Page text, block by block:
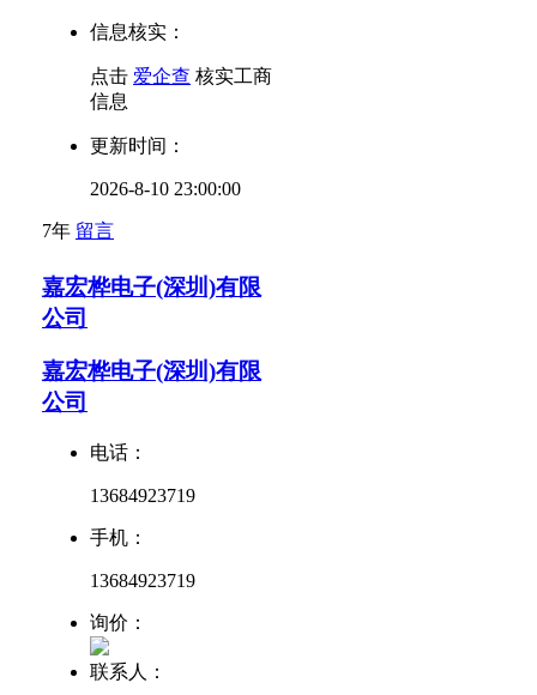
信息核实：
点击 爱企查 核实工商
信息
更新时间：
2026-8-10 23:00:00
7年 留言
嘉宏桦电子(深圳)有限
公司
嘉宏桦电子(深圳)有限
公司
电话：
13684923719
手机：
13684923719
询价：
联系人：